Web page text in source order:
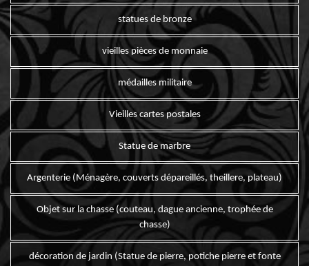
statues de bronze
vieilles pièces de monnaie
médailles militaire
Vieilles cartes postales
Statue de marbre
Argenterie (Ménagère, couverts dépareillés, theillere, plateau)
Objet sur la chasse (couteau, dague ancienne, trophée de
chasse)
décoration de jardin (Statue de pierre, potiche pierre et fonte